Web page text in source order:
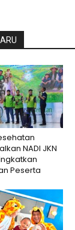
NADI JKN
Peserta